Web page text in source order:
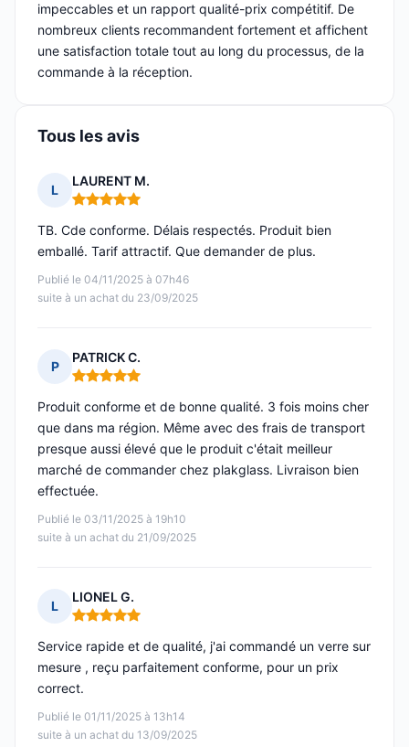
impeccables et un rapport qualité-prix compétitif. De
nombreux clients recommandent fortement et affichent
une satisfaction totale tout au long du processus, de la
commande à la réception.
Tous les avis
L
LAURENT M.
Note : 5 sur 5
Publié le 04/11/2025 à 07h46
suite à un achat du 23/09/2025
TB. Cde conforme. Délais respectés. Produit bien
emballé. Tarif attractif. Que demander de plus.
P
PATRICK C.
Note : 5 sur 5
Publié le 03/11/2025 à 19h10
suite à un achat du 21/09/2025
Produit conforme et de bonne qualité. 3 fois moins cher
que dans ma région. Même avec des frais de transport
presque aussi élevé que le produit c'était meilleur
marché de commander chez plakglass. Livraison bien
effectuée.
L
LIONEL G.
Note : 5 sur 5
Publié le 01/11/2025 à 13h14
suite à un achat du 13/09/2025
Service rapide et de qualité, j'ai commandé un verre sur
mesure , reçu parfaitement conforme, pour un prix
correct.